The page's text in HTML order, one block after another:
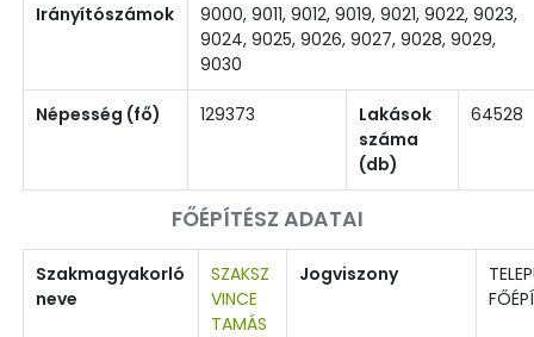
Irányítószámok
9000, 9011, 9012, 9019, 9021, 9022, 9023,
9024, 9025, 9026, 9027, 9028, 9029,
9030
Népesség (fő) 129373
Lakások
száma
(db)
64528
FŐÉPÍTÉSZ ADATAI
Szakmagyakorló
neve
SZAKSZ
VINCE
TAMÁS
Jogviszony